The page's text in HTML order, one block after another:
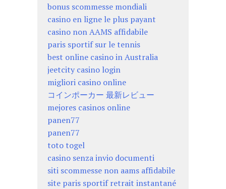
bonus scommesse mondiali
casino en ligne le plus payant
casino non AAMS affidabile
paris sportif sur le tennis
best online casino in Australia
jeetcity casino login
migliori casino online
コインポーカー 最新レビュー
mejores casinos online
panen77
panen77
toto togel
casino senza invio documenti
siti scommesse non aams affidabile
site paris sportif retrait instantané